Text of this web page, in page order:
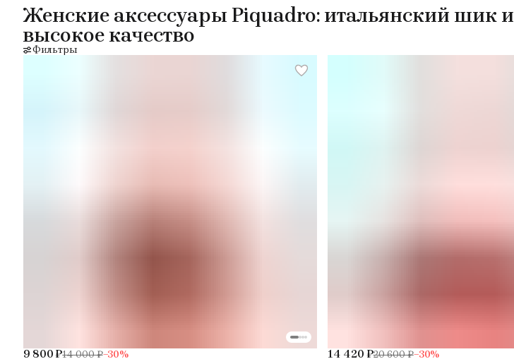
Женские аксессуары Piquadro: итальянский шик и
высокое качество
Фильтры
9 800 ₽14 000 ₽−30%
14 420 ₽20 600 ₽−30%